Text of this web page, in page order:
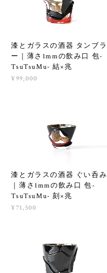
漆とガラスの酒器 タンブラ
ー｜薄さ1mmの飲み口 包-
TsuTsuMu- 結×兆
¥99,000
漆とガラスの酒器 ぐい呑み
｜薄さ1mmの飲み口 包-
TsuTsuMu- 刻×兆
¥71,500